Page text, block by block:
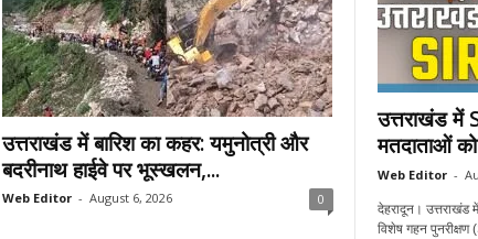
उत्तराखंड में बारिश का कहर: यमुनोत्री और
बदरीनाथ हाईवे पर भूस्खलन,...
Web Editor - August 6, 2026 0
उत्तराखंड में
मतदाताओं
Web Editor -
देहरादून। उत्तराखंड
विशेष गहन पुनरीक्षण